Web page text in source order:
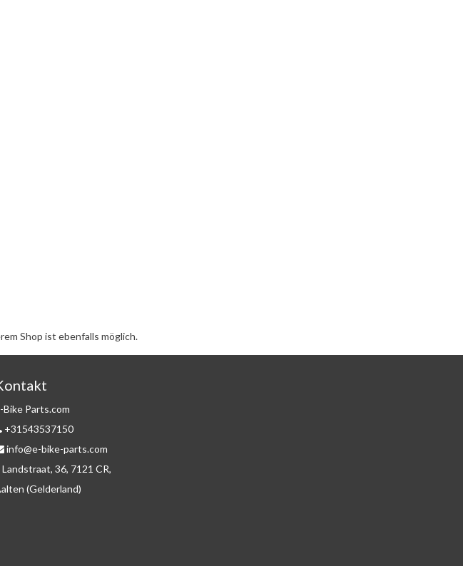
Shop ist ebenfalls möglich.
Bike Parts.com
+31543537150
info@e-bike-parts.com
Landstraat, 36, 7121 CR,
(Gelderland)